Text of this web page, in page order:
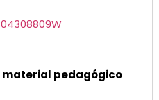
material pedagógico